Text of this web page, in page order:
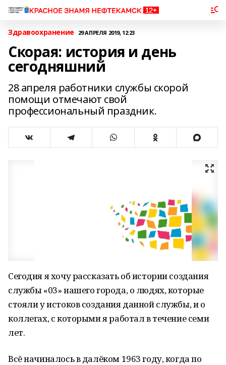
Здравоохранение 29 АПРЕЛЯ 2019, 12:23
Скорая: история и день
сегодняшний
28 апреля работники службы скорой
помощи отмечают свой
профессиональный праздник.
Сегодня я хочу рассказать об истории создания
службы «03» нашего города, о людях, которые
стояли у истоков создания данной службы, и о
коллегах, с которыми я работал в течение семи
лет.
Всё начиналось в далёком 1963 году, когда по